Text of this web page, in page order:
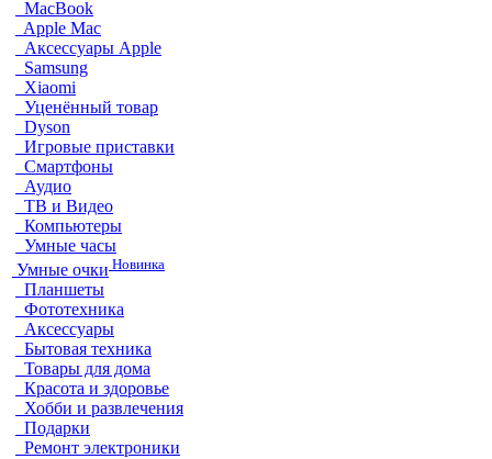
MacBook
Apple Mac
Аксессуары Apple
Samsung
Xiaomi
Уценённый товар
Dyson
Игровые приставки
Смартфоны
Аудио
ТВ и Видео
Компьютеры
Умные часы
Умные очки Новинка
Планшеты
Фототехника
Аксессуары
Бытовая техника
Товары для дома
Красота и здоровье
Хобби и развлечения
Подарки
Ремонт электроники